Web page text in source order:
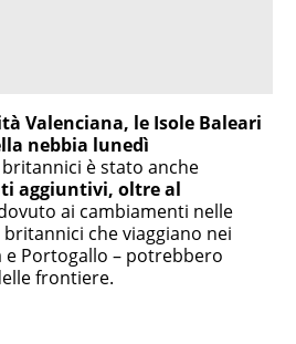
Valenciana, le Isole Baleari
nebbia lunedì
è stato anche
aggiuntivi, oltre al
ai cambiamenti nelle
che viaggiano nei
e Portogallo – potrebbero
frontiere.